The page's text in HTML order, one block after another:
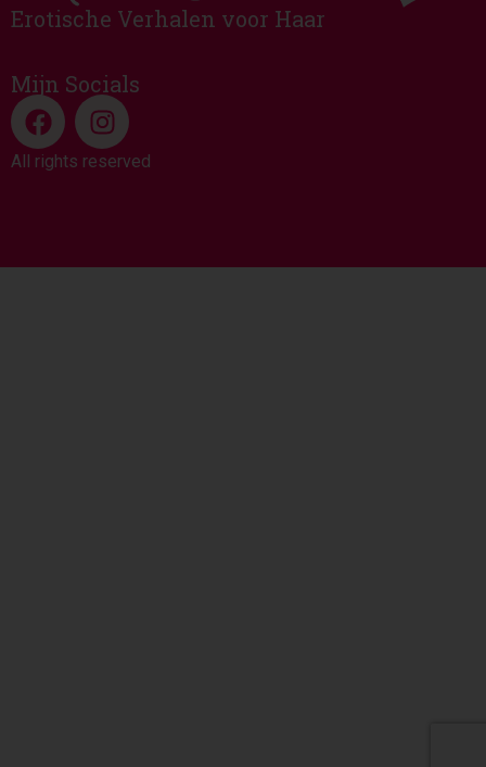
Erotische Verhalen voor Haar
Mijn Socials
All rights reserved